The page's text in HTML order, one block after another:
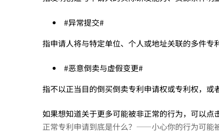
到
风
险
产
#异常提交#
指申请人将与特定单位、个人或地址关联的多件专
#恶意倒卖与虚假变更#
指不以正当目的倒买倒卖专利申请权或专利权，或
如果想知道关于更多可能被非正常的行为，可以点
正常专利申请到底是什么？——小心你的行为可能